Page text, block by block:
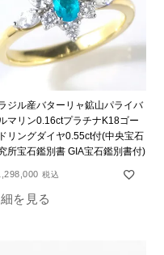
ジル産バターリャ鉱山パライバ
マリン0.16ctプラチナK18ゴー
リングダイヤ0.55ct付(中央宝石
所宝石鑑別書 GIA宝石鑑別書付)
税込
を見る